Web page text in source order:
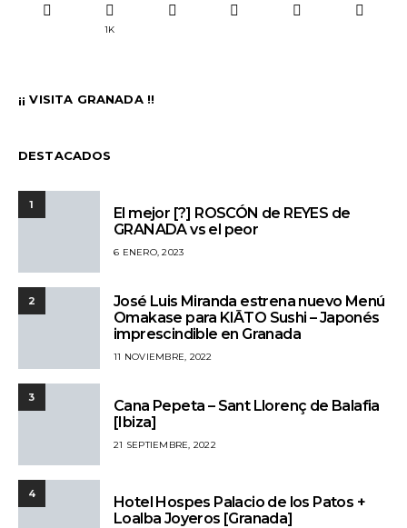
1K
¡¡ VISITA GRANADA !!
DESTACADOS
1
El mejor [?] ROSCÓN de REYES de
GRANADA vs el peor
6 ENERO, 2023
2
José Luis Miranda estrena nuevo Menú
Omakase para KIĀTO Sushi – Japonés
imprescindible en Granada
11 NOVIEMBRE, 2022
3
Cana Pepeta – Sant Llorenç de Balafia
[Ibiza]
21 SEPTIEMBRE, 2022
4
Hotel Hospes Palacio de los Patos +
Loalba Joyeros [Granada]